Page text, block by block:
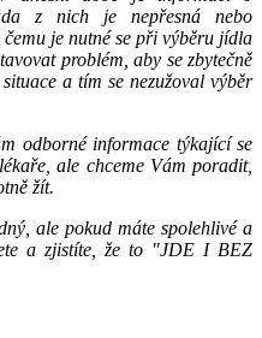
z nich je nepřesná nebo
je nutné se při výběru jídla
problém, aby se zbytečně
a tím se nezužoval výběr
odborné informace týkající se
ale chceme Vám poradit,
žít.
ale pokud máte spolehlivé a
a zjistíte, že to "JDE I BEZ